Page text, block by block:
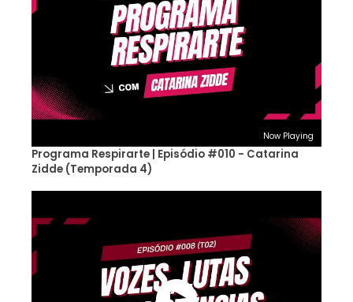
Now Playing
Programa Respirarte | Episódio #010 - Catarina
Zidde (Temporada 4)